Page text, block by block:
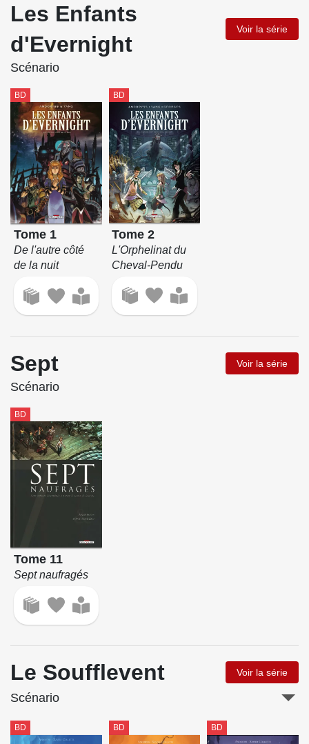
Les Enfants
d'Evernight
Voir la série
Scénario
BD
Tome 1
De l'autre côté
de la nuit
BD
Tome 2
L'Orphelinat du
Cheval-Pendu
Sept Voir la série
Scénario
BD
Tome 11
Sept naufragés
Le Soufflevent Voir la série
Scénario
BD BD BD